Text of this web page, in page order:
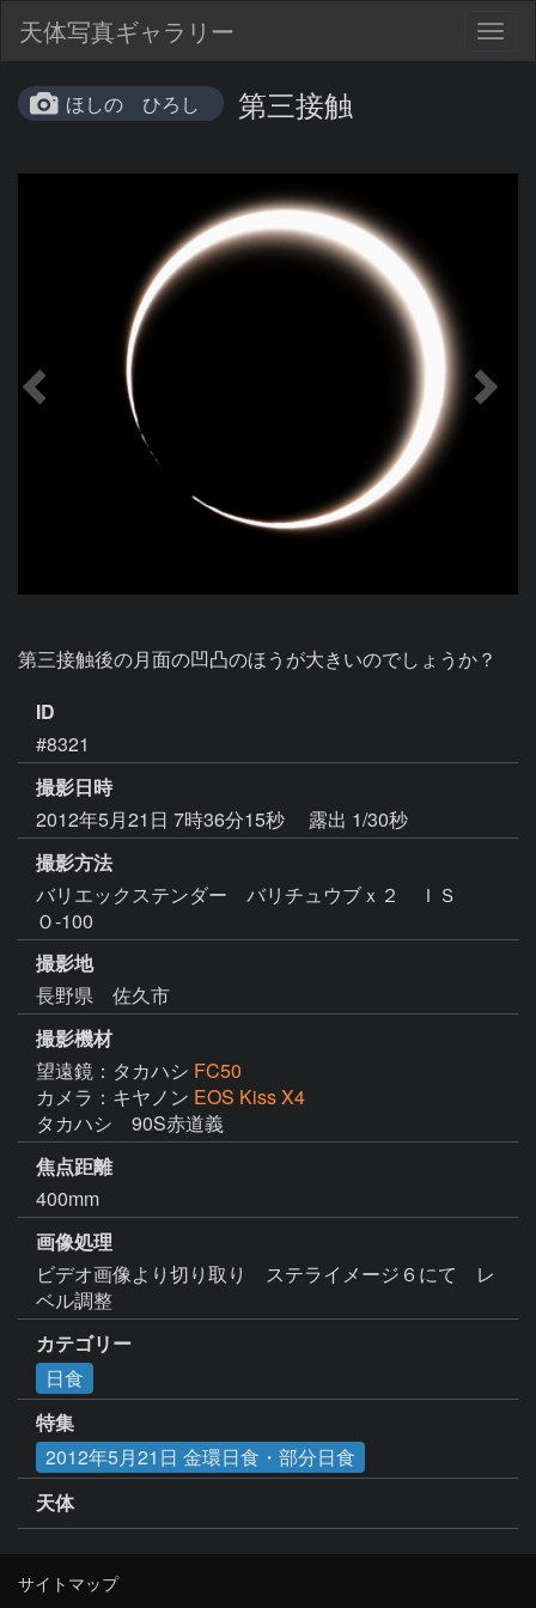
天体写真ギャラリー
ほしの ひろし 第三接触
第三接触後の月面の凹凸のほうが大きいのでしょうか？
ID
#8321
撮影日時
2012年5月21日 7時36分15秒
露出 1/30秒
撮影方法
バリエックステンダー バリチュウブｘ２ ＩＳ
Ｏ-100
撮影地
長野県 佐久市
撮影機材
望遠鏡：タカハシ FC50
カメラ：キヤノン EOS Kiss X4
タカハシ　90S赤道義
焦点距離
400mm
画像処理
ビデオ画像より切り取り　ステライメージ６にて　レ
ベル調整
カテゴリー
日食
特集
2012年5月21日 金環日食・部分日食
天体
サイトマップ